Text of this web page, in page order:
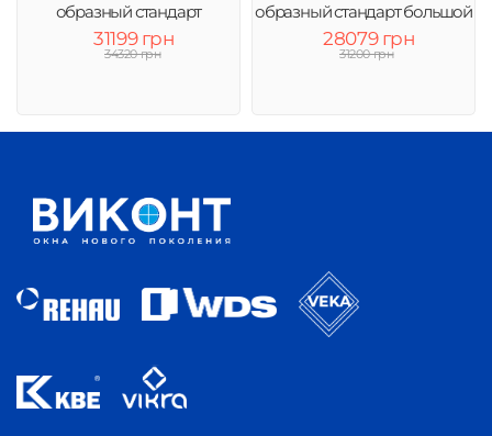
образный стандарт
31199 грн
34320 грн
образный стандарт большой
28079 грн
31200 грн